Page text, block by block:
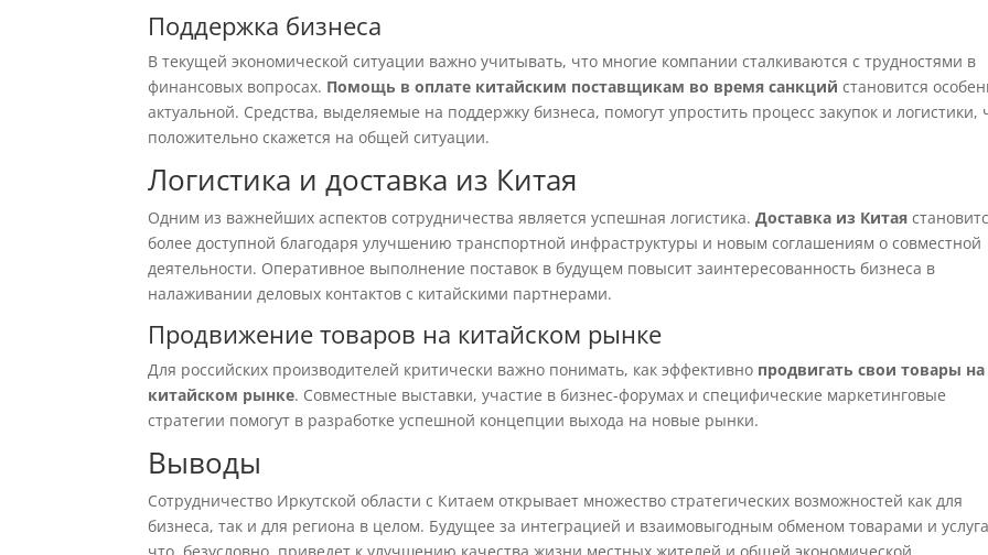
Поддержка бизнеса
В текущей экономической ситуации важно учитывать, что многие компании сталкиваются с трудностями в
финансовых вопросах. Помощь в оплате китайским поставщикам во время санкций становится
актуальной. Средства, выделяемые на поддержку бизнеса, помогут упростить процесс закупок и логистики,
положительно скажется на общей ситуации.
Логистика и доставка из Китая
Одним из важнейших аспектов сотрудничества является успешная логистика.Доставка из Китая
более доступной благодаря улучшению транспортной инфраструктуры и новым соглашениям о совместной
деятельности. Оперативное выполнение поставок в будущем повысит заинтересованность бизнеса в
налаживании деловых контактов с китайскими партнерами.
Продвижение товаров на китайском рынке
Для российских производителей критически важно понимать, как эффективно продвигать свои товары на
китайском рынке. Совместные выставки, участие в бизнес-форумах и специфические маркетинговые
стратегии помогут в разработке успешной концепции выхода на новые рынки.
Выводы
Сотрудничество Иркутской области с Китаем открывает множество стратегических возможностей как для
бизнеса, так и для региона в целом. Будущее за интеграцией и взаимовыгодным обменом товарами и